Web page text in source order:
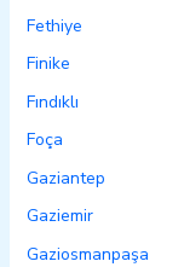
Fethiye
Finike
Fındıklı
Foça
Gaziantep
Gaziemir
Gaziosmanpaşa